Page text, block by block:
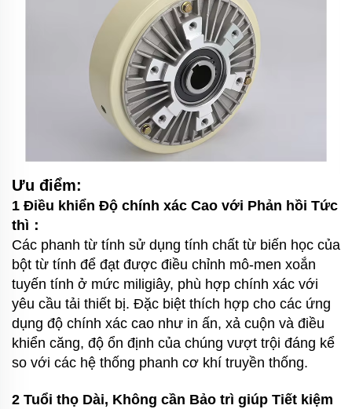
Ưu điểm:
1 Điều khiển Độ chính xác Cao với Phản hồi Tức
thì：
Các phanh từ tính sử dụng tính chất từ biến học của
bột từ tính để đạt được điều chỉnh mô-men xoắn
tuyến tính ở mức miligiây, phù hợp chính xác với
yêu cầu tải thiết bị. Đặc biệt thích hợp cho các ứng
dụng độ chính xác cao như in ấn, xả cuộn và điều
khiển căng, độ ổn định của chúng vượt trội đáng kể
so với các hệ thống phanh cơ khí truyền thống.
2 Tuổi thọ Dài, Không cần Bảo trì giúp Tiết kiệm